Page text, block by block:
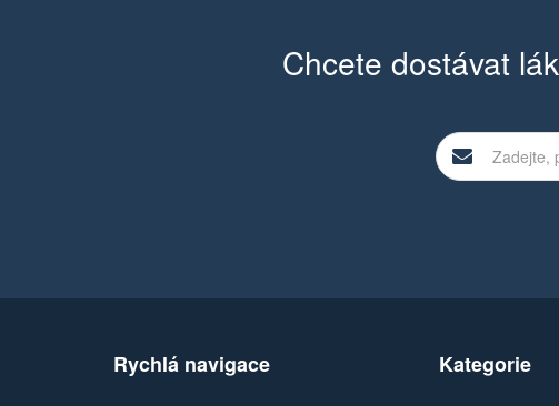
Chcete dostávat
Rychlá navigace Kategorie